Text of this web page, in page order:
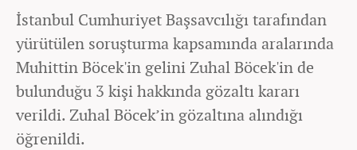
İstanbul Cumhuriyet Başsavcılığı tarafından
yürütülen soruşturma kapsamında aralarında
Muhittin Böcek'in gelini Zuhal Böcek'in de
bulunduğu 3 kişi hakkında gözaltı kararı
verildi. Zuhal Böcek’in gözaltına alındığı
öğrenildi.